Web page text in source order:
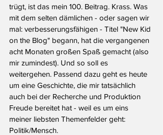
trügt, ist das mein 100. Beitrag. Krass. Was
mit dem selten dämlichen - oder sagen wir
mal: verbesserungsfähigen - Titel "New Kid
on the Blog" begann, hat die vergangenen
acht Monaten großen Spaß gemacht (also
mir zumindest). Und so soll es
weitergehen. Passend dazu geht es heute
um eine Geschichte, die mir tatsächlich
auch bei der Recherche und Produktion
Freude bereitet hat - weil es um eins
meiner liebsten Themenfelder geht:
Politik/Mensch.